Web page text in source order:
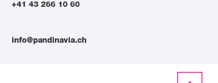
+41 43 266 10 60
info@pandinavia.ch